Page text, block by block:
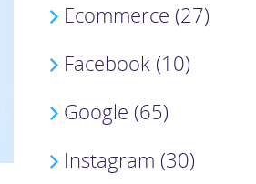
Ecommerce (27)
Facebook (10)
Google (65)
Instagram (30)